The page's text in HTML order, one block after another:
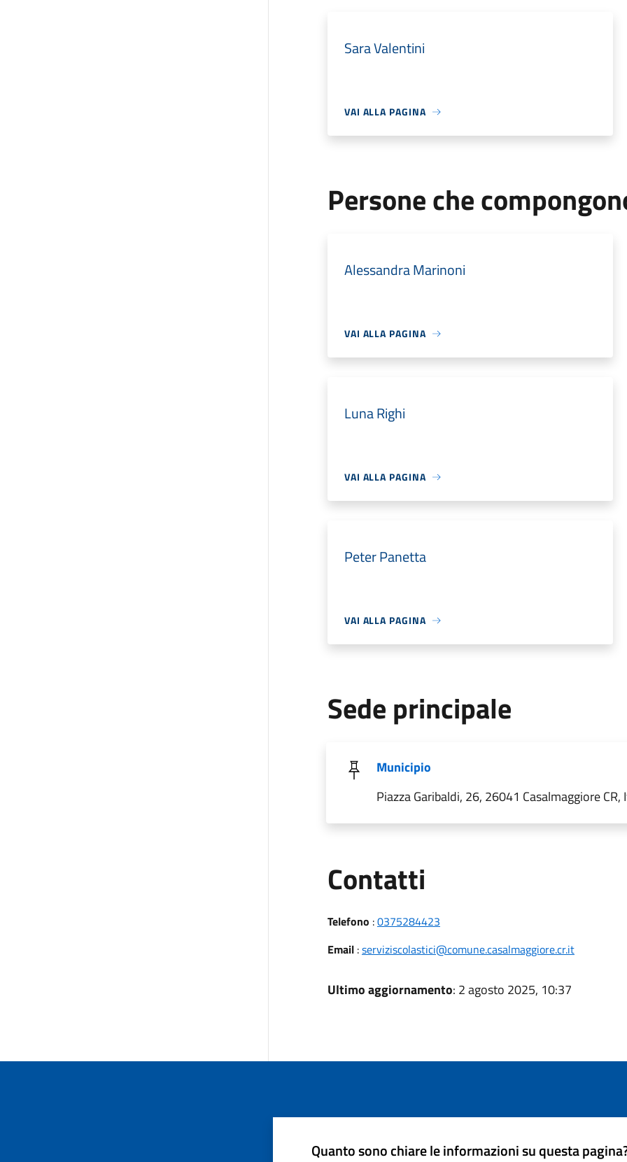
Sara Valentini
VAI ALLA PAGINA
Persone che
Alessandra Marinoni
VAI ALLA PAGINA
Luna Righi
VAI ALLA PAGINA
Peter Panetta
VAI ALLA PAGINA
Sede principale
Municipio
Piazza Garibaldi, 26, 26041 Casalmaggiore CR,
Contatti
Telefono :0375284423
Email:serviziscolastici@comune.casalmaggiore.cr.it
Ultimo aggiornamento: 2 agosto 2025, 10:37
Quanto sono chiare le informazioni su questa